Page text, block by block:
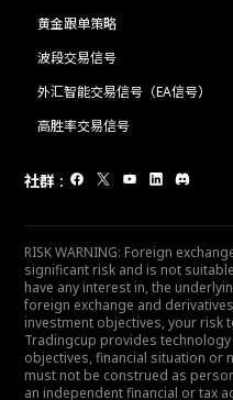
黄金跟单策略
波段交易信号
外汇智能交易信号（EA信号）
高胜率交易信号
社群 :
RISK WARNING: Foreign
significant risk and is not
have any interest in, the
foreign exchange and
investment objectives, your risk
Tradingcup provides
objectives, financial situation or
must not be construed as
an independent financial or tax